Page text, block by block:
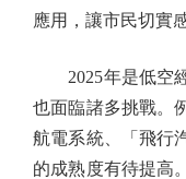
應用，讓市民切實
2025年是低空經
也面臨諸多挑戰。
航電系統、「飛行
的成熟度有待提高